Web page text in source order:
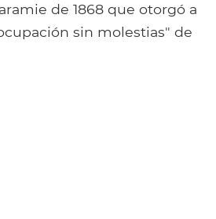
de 1868 que otorgó a
sin molestias" de